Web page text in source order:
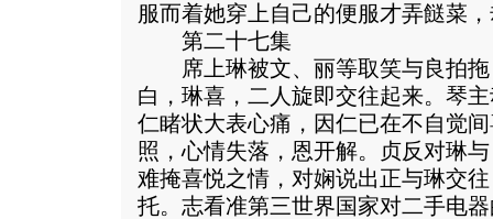
服而着她穿上自己的便服才弄餸菜
第二十七集
席上琳被文、丽等取笑与良拍拖
白，琳喜，二人旋即交往起来。琴
仁睹状大表心痛，因仁已在不自觉
照，心情失落，恩开解。贞反对琳
难掩喜悦之情，对娴说出正与琳交
托。志看准第三世界国家对二手电